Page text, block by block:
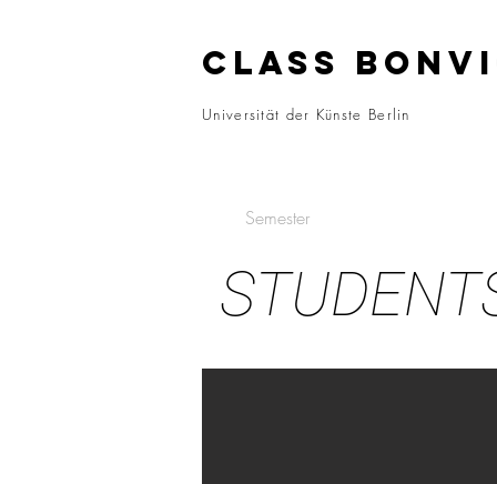
CLASS
Universität der Künste Berlin
Semester